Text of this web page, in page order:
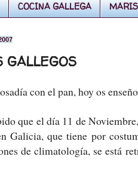
COCINA GALLEGA
GALLEGOS
con el pan, hoy os
que el día 11 de
Galicia, que tiene por
de climatología, se está